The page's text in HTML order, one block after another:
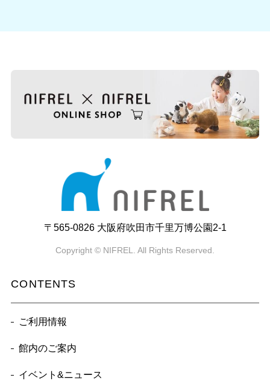
〒565-0826 大阪府吹田市千里万博公園2-1
Copyright © NIFREL. All Rights Reserved.
CONTENTS
ご利用情報
館内のご案内
イベント&ニュース